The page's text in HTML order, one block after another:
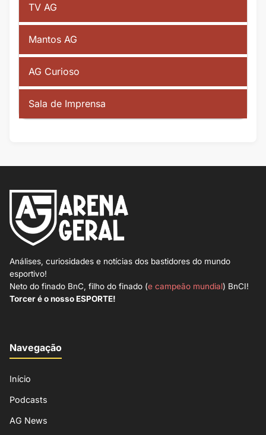
TV AG
Mantos AG
AG Curioso
Sala de Imprensa
Análises, curiosidades e notícias dos bastidores do mundo
esportivo!
Neto do finado BnC, filho do finado (e campeão mundial) BnCI!
Torcer é o nosso ESPORTE!
Navegação
Início
Podcasts
AG News